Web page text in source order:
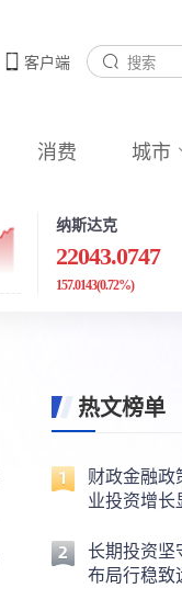
客户端
消费 城市
纳斯达克
22043.0747
157.0143(0.72%)
热文榜单
财政金融政
业投资增长
长期投资坚
布局行稳致